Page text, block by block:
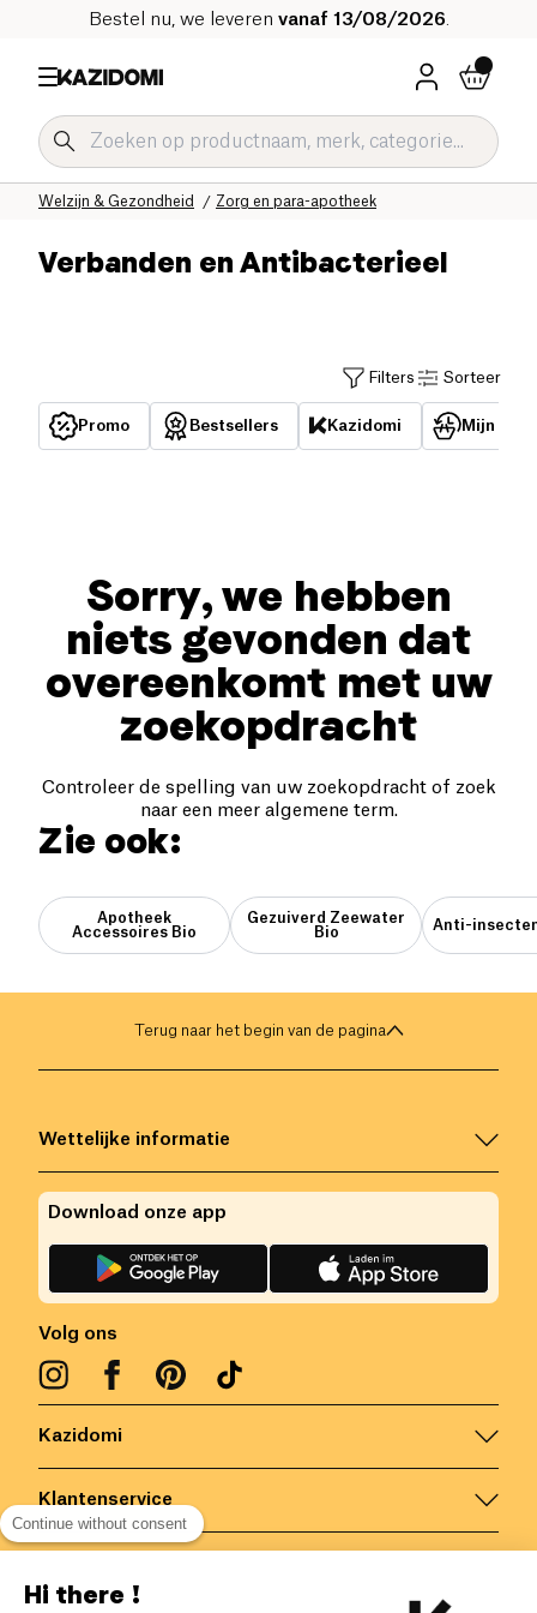
Bestel nu, we leveren vanaf 13/08/2026
Zorg en para-apotheek
Welzijn & Gezondheid
Onze biologische catalogus
Home
Verbanden en Antibacterieel
Filters Sorteer
Promo Bestsellers Kazidomi Mijn
Sorry, we hebben
niets gevonden dat
overeenkomt met uw
zoekopdracht
Controleer de spelling van uw zoekopdracht of zoek
naar een meer algemene term.
Zie ook:
Apotheek
Accessoires Bio
Gezuiverd Zeewater
Bio
Anti-
Terug naar het begin van de pagina
Kazidomi
Klantenservice
Wettelijke informatie
Volg ons
Download onze app
Continue without consent
Hi there !